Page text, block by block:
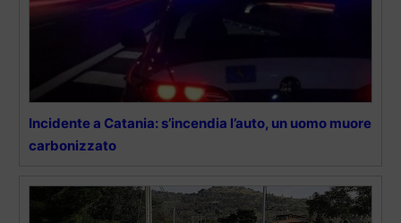
Incidente a Catania: s’incendia l’auto, un uomo muore
carbonizzato